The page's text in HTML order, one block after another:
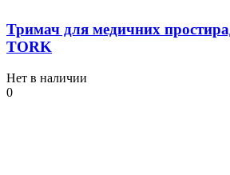
Тримач для медичних
TORK
Нет в наличии
0